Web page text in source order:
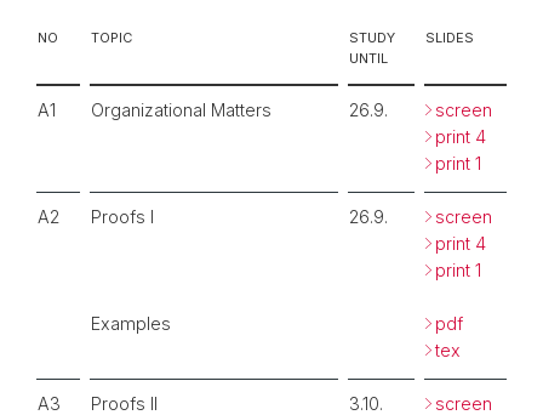
NO TOPIC
STUDY
UNTIL
SLIDES
A1 Organizational Matters 26.9.
screen
print 4
print 1
A2 Proofs I
Examples
26.9.
screen
print 4
print 1
pdf
tex
A3 Proofs II 3.10.
screen